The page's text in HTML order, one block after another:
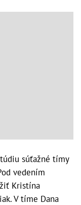
súťažné tímy
vedením
Kristína
V tíme Dana